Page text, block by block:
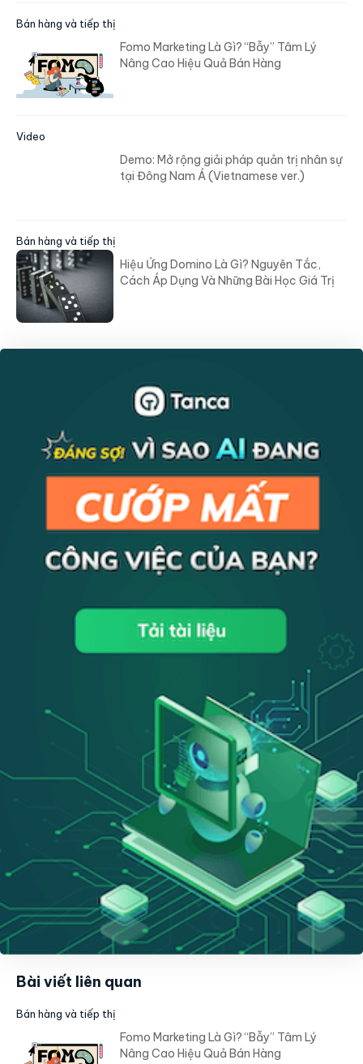
Bán hàng và tiếp thị
Fomo Marketing Là Gì? “Bẫy” Tâm Lý
Nâng Cao Hiệu Quả Bán Hàng
Video
Demo: Mở rộng giải pháp quản trị nhân sự
tại Đông Nam Á (Vietnamese ver.)
Bán hàng và tiếp thị
Hiệu Ứng Domino Là Gì? Nguyên Tắc,
Cách Áp Dụng Và Những Bài Học Giá Trị
Bài viết liên quan
Bán hàng và tiếp thị
Fomo Marketing Là Gì? “Bẫy” Tâm Lý
Nâng Cao Hiệu Quả Bán Hàng